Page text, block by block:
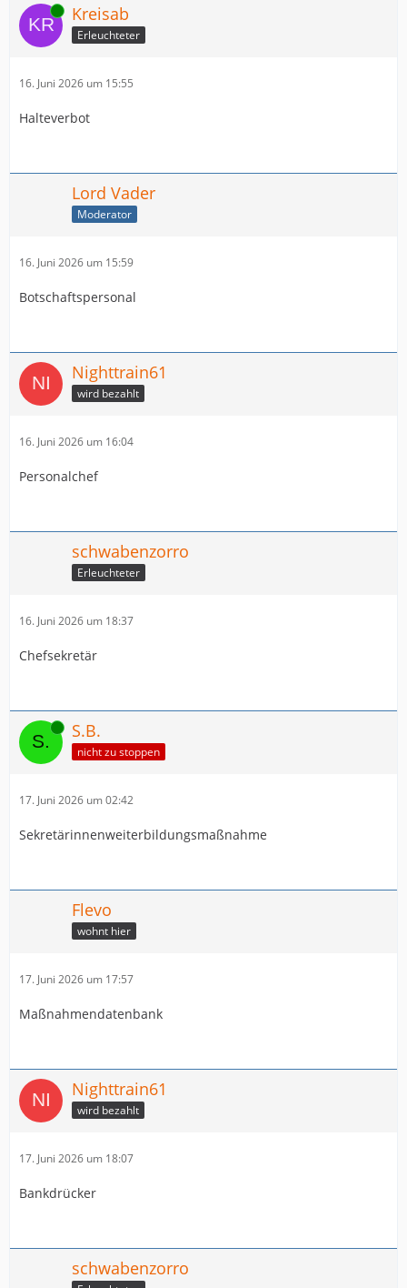
Online Kreisab
Erleuchteter
16. Juni 2026 um 15:55
Halteverbot
Lord Vader
Moderator
16. Juni 2026 um 15:59
Botschaftspersonal
Nighttrain61
wird bezahlt
16. Juni 2026 um 16:04
Personalchef
schwabenzorro
Erleuchteter
16. Juni 2026 um 18:37
Chefsekretär
Online S.B.
nicht zu stoppen
17. Juni 2026 um 02:42
Sekretärinnenweiterbildungsmaßnahme
Flevo
wohnt hier
17. Juni 2026 um 17:57
Maßnahmendatenbank
Nighttrain61
wird bezahlt
17. Juni 2026 um 18:07
Bankdrücker
schwabenzorro